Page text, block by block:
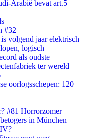
Arabië bevat art.5
#32
volgend jaar elektrisch
logisch
als oudste
ter wereld
oorlogsschepen: 120
#81 Horrorzomer
in München